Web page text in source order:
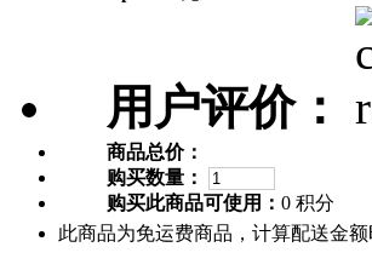
用户评价：
商品总价：
购买数量：
购买此商品可使用： 0 积分
此商品为免运费商品，计算配送金